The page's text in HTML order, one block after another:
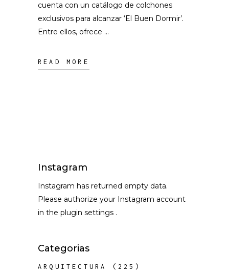
cuenta con un catálogo de colchones
exclusivos para alcanzar ‘El Buen Dormir’.
Entre ellos, ofrece
READ MORE
Instagram
Instagram has returned empty data.
Please authorize your Instagram account
in the plugin settings .
Categorias
ARQUITECTURA
(225)